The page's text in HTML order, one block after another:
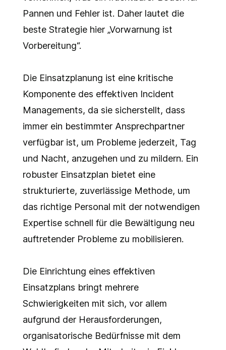
Pannen und Fehler ist. Daher lautet die
beste Strategie hier „Vorwarnung ist
Vorbereitung“.
Die Einsatzplanung ist eine kritische
Komponente des effektiven Incident
Managements, da sie sicherstellt, dass
immer ein bestimmter Ansprechpartner
verfügbar ist, um Probleme jederzeit, Tag
und Nacht, anzugehen und zu mildern. Ein
robuster Einsatzplan bietet eine
strukturierte, zuverlässige Methode, um
das richtige Personal mit der notwendigen
Expertise schnell für die Bewältigung neu
auftretender Probleme zu mobilisieren.
Die Einrichtung eines effektiven
Einsatzplans bringt mehrere
Schwierigkeiten mit sich, vor allem
aufgrund der Herausforderungen,
organisatorische Bedürfnisse mit dem